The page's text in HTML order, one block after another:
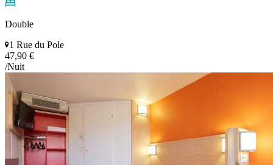
Double
1 Rue du Pole
47,90 €
/Nuit